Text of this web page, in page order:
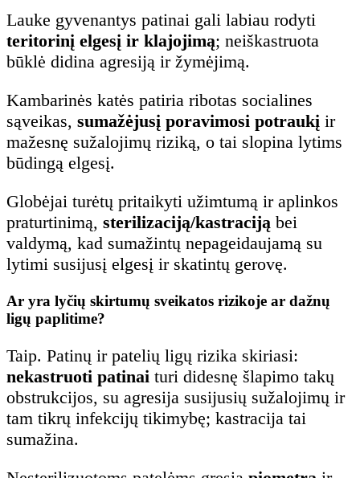
Lauke gyvenantys patinai gali labiau rodyti
teritorinį elgesį ir klajojimą; neiškastruota
būklė didina agresiją ir žymėjimą.
Kambarinės katės patiria ribotas socialines
sąveikas, sumažėjusį poravimosi potraukį ir
mažesnę sužalojimų riziką, o tai slopina lytims
būdingą elgesį.
Globėjai turėtų pritaikyti užimtumą ir aplinkos
praturtinimą, sterilizaciją/kastraciją bei
valdymą, kad sumažintų nepageidaujamą su
lytimi susijusį elgesį ir skatintų gerovę.
Ar yra lyčių skirtumų sveikatos rizikoje ar dažnų
ligų paplitime?
Taip. Patinų ir patelių ligų rizika skiriasi:
nekastruoti patinai turi didesnę šlapimo takų
obstrukcijos, su agresija susijusių sužalojimų ir
tam tikrų infekcijų tikimybę; kastracija tai
sumažina.